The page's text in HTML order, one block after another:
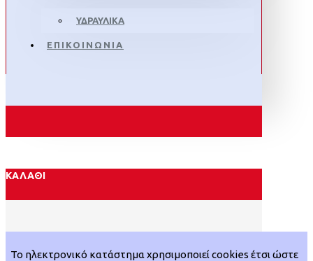
ΥΔΡΑΥΛΙΚΑ
ΕΠΙΚΟΙΝΩΝΙΑ
ΚΑΛΆΘΙ
Το ηλεκτρονικό κατάστημα χρησιμοποιεί cookies έτσι ώστε